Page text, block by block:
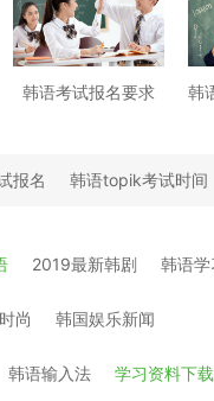
韩语考试报名要求
报名 韩语topik考试时间
2019最新韩剧 韩语
尚 韩国娱乐新闻
韩语输入法 学习资料下载